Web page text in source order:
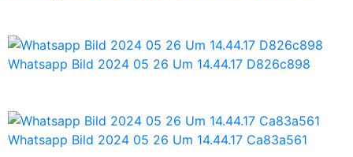
Whatsapp Bild 2024 05 26 Um 14.44.17 D826c898
Whatsapp Bild 2024 05 26 Um 14.44.17 Ca83a561